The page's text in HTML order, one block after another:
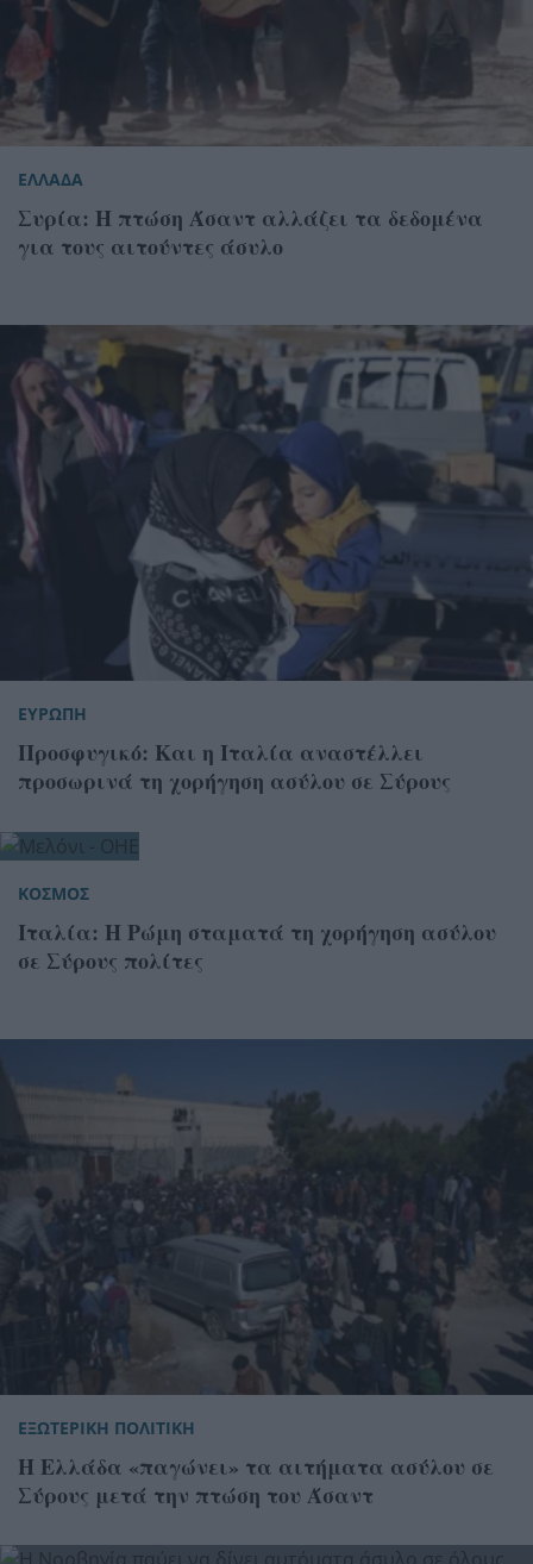
ΕΛΛΑΔΑ
Συρία: Η πτώση Άσαντ αλλάζει τα δεδομένα
για τους αιτούντες άσυλο
ΕΥΡΩΠΗ
Προσφυγικό: Και η Ιταλία αναστέλλει
προσωρινά τη χορήγηση ασύλου σε Σύρους
ΚΟΣΜΟΣ
Ιταλία: Η Ρώμη σταματά τη χορήγηση ασύλου
σε Σύρους πολίτες
ΕΞΩΤΕΡΙΚΗ ΠΟΛΙΤΙΚΗ
Η Ελλάδα «παγώνει» τα αιτήματα ασύλου σε
Σύρους μετά την πτώση του Άσαντ